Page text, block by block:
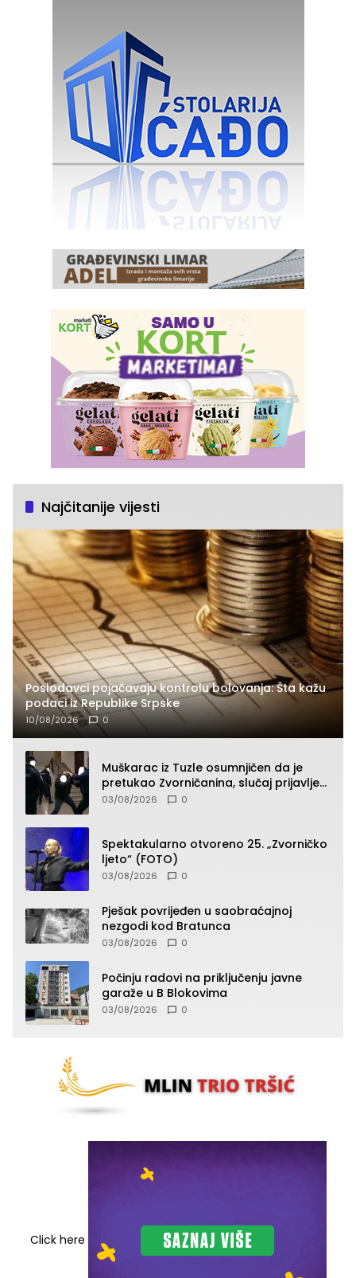
Najčitanije vijesti
Poslodavci pojačavaju kontrolu bolovanja: Šta kažu
podaci iz Republike Srpske
10/08/2026 0
Muškarac iz Tuzle osumnjičen da je
pretukao Zvorničanina, slučaj prijavljen
tužilaštvu
03/08/2026 0
Spektakularno otvoreno 25. „Zvorničko
ljeto“ (FOTO)
03/08/2026 0
Pješak povrijeđen u saobraćajnoj
nezgodi kod Bratunca
03/08/2026 0
Počinju radovi na priključenju javne
garaže u B Blokovima
03/08/2026 0
Click here